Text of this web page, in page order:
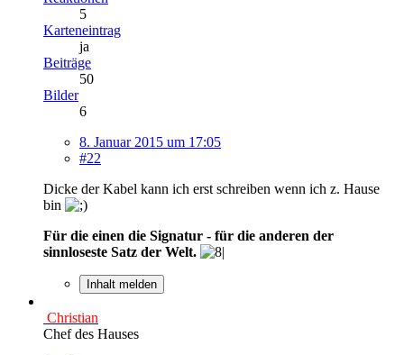
5
Karteneintrag
ja
Beiträge
50
Bilder
6
8. Januar 2015 um 17:05
#22
Dicke der Kabel kann ich erst schreiben wenn ich z. Hause
bin
Für die einen die Signatur - für die anderen der
sinnloseste Satz der Welt.
Inhalt melden
Christian
Chef des Hauses